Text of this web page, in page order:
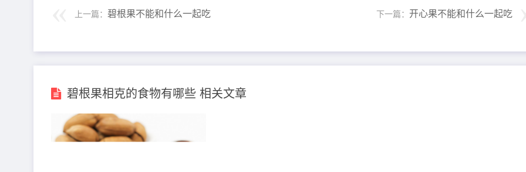
上一篇： 碧根果不能和什么一起吃 下一篇： 开心果不能和什么一起吃
碧根果相克的食物有哪些 相关文章